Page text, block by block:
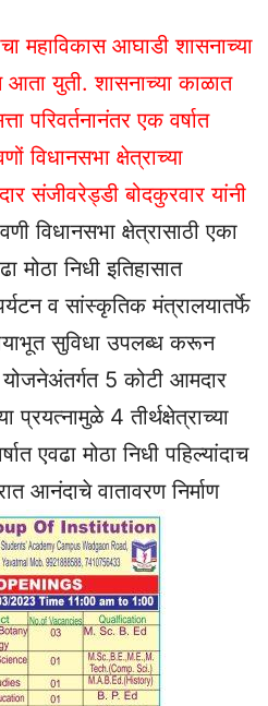
महाविकास आघाडी शासनाच्या
युती. शासनाच्या काळात
परिवर्तनानंतर एक वर्षात
विधानसभा क्षेत्राच्या
संजीवरेड्डी बोदकुरवार यांनी
वणी विधानसभा क्षेत्रासाठी एका
मोठा निधी इतिहासात
व सांस्कृतिक मंत्रालयातर्फे
सुविधा उपलब्ध करून
योजनेअंतर्गत 5 कोटी आमदार
प्रयत्नामुळे 4 तीर्थक्षेत्राच्या
एवढा मोठा निधी पहिल्यांदाच
आनंदाचे वातावरण निर्माण